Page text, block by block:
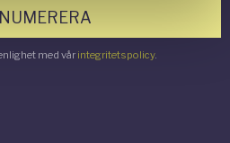
med vår integritetspolicy.